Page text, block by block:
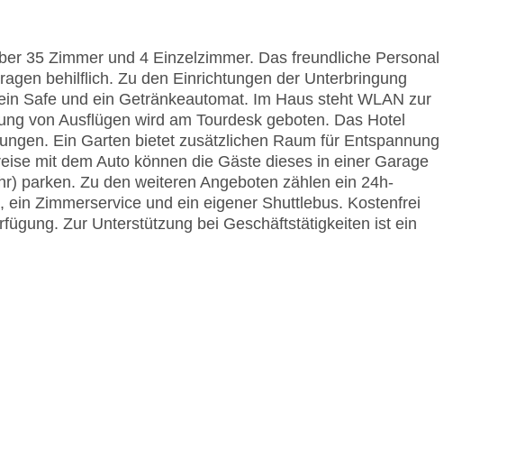
35 Zimmer und 4 Einzelzimmer. Das freundliche Personal
behilflich. Zu den Einrichtungen der Unterbringung
Safe und ein Getränkeautomat. Im Haus steht WLAN zur
von Ausflügen wird am Tourdesk geboten. Das Hotel
Ein Garten bietet zusätzlichen Raum für Entspannung
mit dem Auto können die Gäste dieses in einer Garage
parken. Zu den weiteren Angeboten zählen ein 24h-
ein Zimmerservice und ein eigener Shuttlebus. Kostenfrei
Zur Unterstützung bei Geschäftstätigkeiten ist ein